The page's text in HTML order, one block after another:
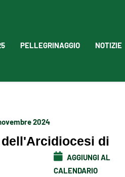
PELLEGRINAGGIO NOTIZIE
2024
di
AGGIUNGI AL
CALENDARIO